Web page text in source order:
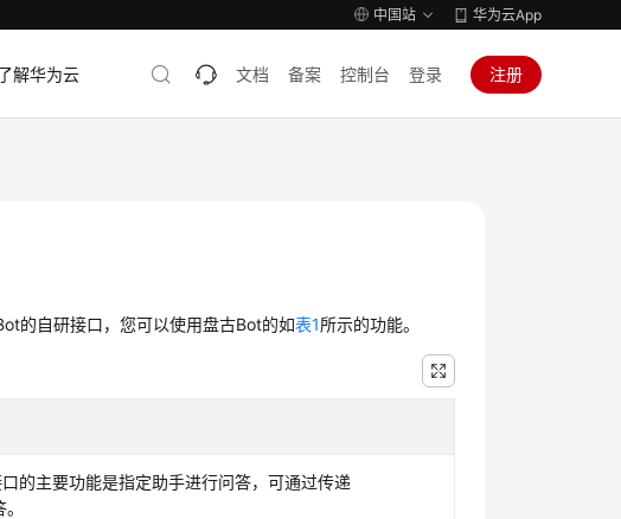
中国站 华为云App
解华为云 文档 备案 控制台 登录 注册
的自研接口，您可以使用盘古Bot的如表1所示的功能。
的主要功能是指定助手进行问答，可通过传递